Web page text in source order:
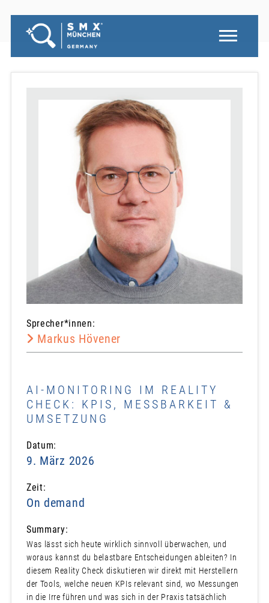
Sprecher*innen:
Markus Hövener
AI-MONITORING IM REALITY
CHECK: KPIS, MESSBARKEIT &
UMSETZUNG
Datum:
9. März 2026
Zeit:
On demand
Summary:
Was lässt sich heute wirklich sinnvoll überwachen, und
woraus kannst du belastbare Entscheidungen ableiten? In
diesem Reality Check diskutieren wir direkt mit Herstellern
der Tools, welche neuen KPIs relevant sind, wo Messungen
in die Irre führen und was sich in der Praxis tatsächlich